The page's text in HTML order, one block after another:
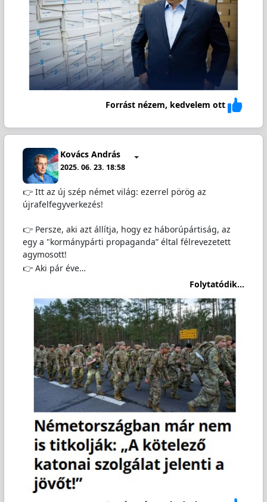
Forrást nézem, kedvelem ott
Kovács András
2025. 06. 23. 18:58
👉 Itt az új szép német világ: ezerrel pörög az
újrafelfegyverkezés!
👉 Persze, aki azt állítja, hogy ez háborúpártiság, az
egy a "kormánypárti propaganda” éltal félrevezetett
agymosott!
👉 Aki pár éve…
Folytatódik...